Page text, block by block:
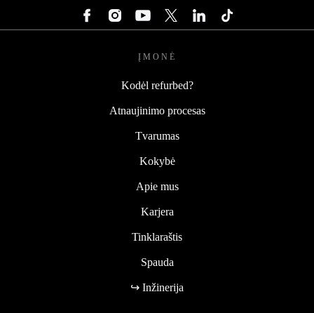
ĮMONĖ
Kodėl refurbed?
Atnaujinimo procesas
Tvarumas
Kokybė
Apie mus
Karjera
Tinklaraštis
Spauda
↪ Inžinerija